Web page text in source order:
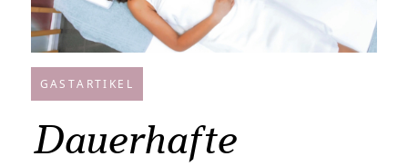
GASTARTIKEL
Dauerhafte